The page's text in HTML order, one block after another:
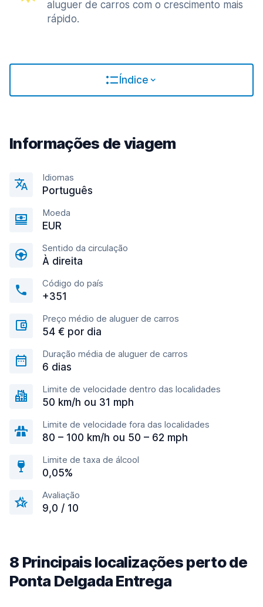
aluguer de carros com o crescimento mais
rápido.
Índice
Informações de viagem
Idiomas
Português
Moeda
EUR
Sentido da circulação
À direita
Código do país
+351
Preço médio de aluguer de carros
54 € por dia
Duração média de aluguer de carros
6 dias
Limite de velocidade dentro das localidades
50 km/h ou 31 mph
Limite de velocidade fora das localidades
80 – 100 km/h ou 50 – 62 mph
Limite de taxa de álcool
0,05%
Avaliação
9,0 / 10
8 Principais localizações perto de
Ponta Delgada Entrega